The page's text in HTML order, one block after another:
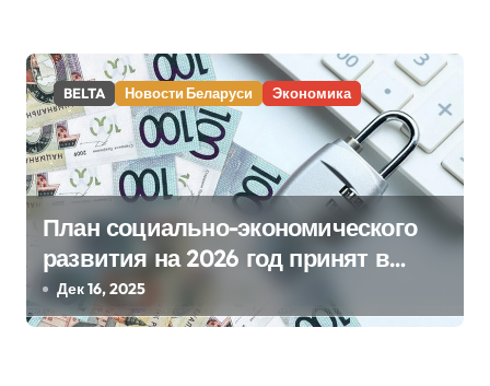
п
и
с
я
м
BELTA Новости Беларуси Экономика
План социально-экономического
развития на 2026 год принят в
Беларуси
Дек 16, 2025